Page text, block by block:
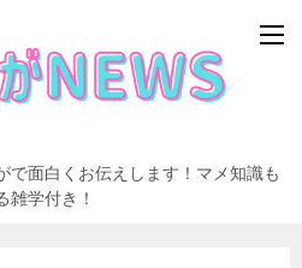
で面白くお伝えします！マメ知識も
雑学付き！